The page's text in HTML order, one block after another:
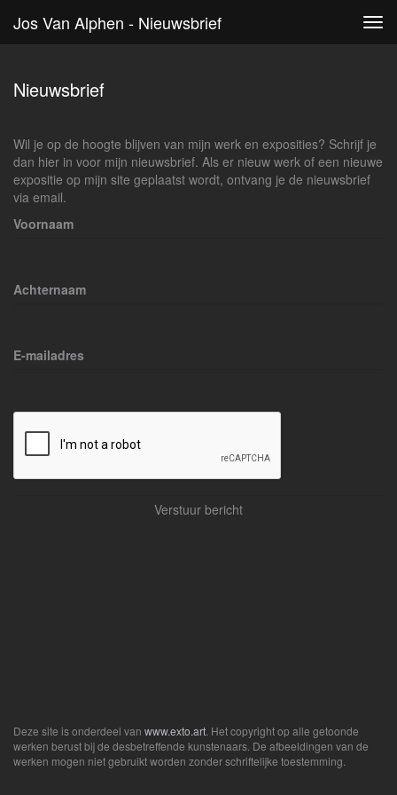
Jos Van Alphen - Nieuwsbrief
Nieuwsbrief
Wil je op de hoogte blijven van mijn werk en exposities? Schrijf je
dan hier in voor mijn nieuwsbrief. Als er nieuw werk of een nieuwe
expositie op mijn site geplaatst wordt, ontvang je de nieuwsbrief
via email.
Voornaam
Achternaam
E-mailadres
Deze site is onderdeel van www.exto.art . Het copyright op alle getoonde
werken berust bij de desbetreffende kunstenaars. De afbeeldingen van de
werken mogen niet gebruikt worden zonder schriftelijke toestemming.